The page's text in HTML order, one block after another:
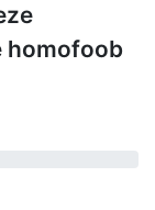
homofoob